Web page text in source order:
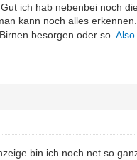
ich hab nebenbei noch
kann noch alles
besorgen oder so.
bin ich noch net so